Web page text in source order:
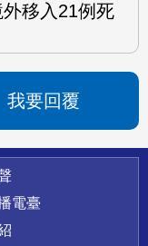
移入21例死
我要回覆
電臺